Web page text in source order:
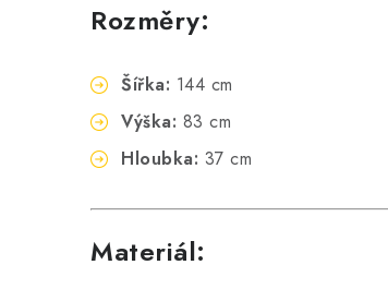
Rozměry:
Šířka: 144 cm
Výška: 83 cm
Hloubka: 37 cm
Materiál: